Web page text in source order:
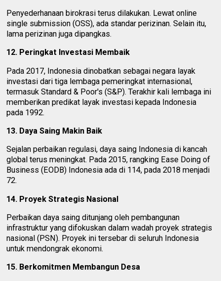
Penyederhanaan birokrasi terus dilakukan. Lewat online
single submission (OSS), ada standar perizinan. Selain itu,
lama perizinan juga dipangkas.
12. Peringkat Investasi Membaik
Pada 2017, Indonesia dinobatkan sebagai negara layak
investasi dari tiga lembaga pemeringkat internasional,
termasuk Standard & Poor's (S&P). Terakhir kali lembaga ini
memberikan predikat layak investasi kepada Indonesia
pada 1992.
13. Daya Saing Makin Baik
Sejalan perbaikan regulasi, daya saing Indonesia di kancah
global terus meningkat. Pada 2015, rangking Ease Doing of
Business (EODB) Indonesia ada di 114, pada 2018 menjadi
72.
14. Proyek Strategis Nasional
Perbaikan daya saing ditunjang oleh pembangunan
infrastruktur yang difokuskan dalam wadah proyek strategis
nasional (PSN). Proyek ini tersebar di seluruh Indonesia
untuk mendongrak ekonomi.
15. Berkomitmen Membangun Desa